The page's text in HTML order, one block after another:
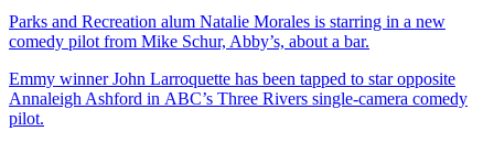
Parks and Recreation alum Natalie Morales is starring in a new
comedy pilot from Mike Schur, Abby’s, about a bar.
Emmy winner John Larroquette has been tapped to star opposite
Annaleigh Ashford in ABC’s Three Rivers single-camera comedy
pilot.